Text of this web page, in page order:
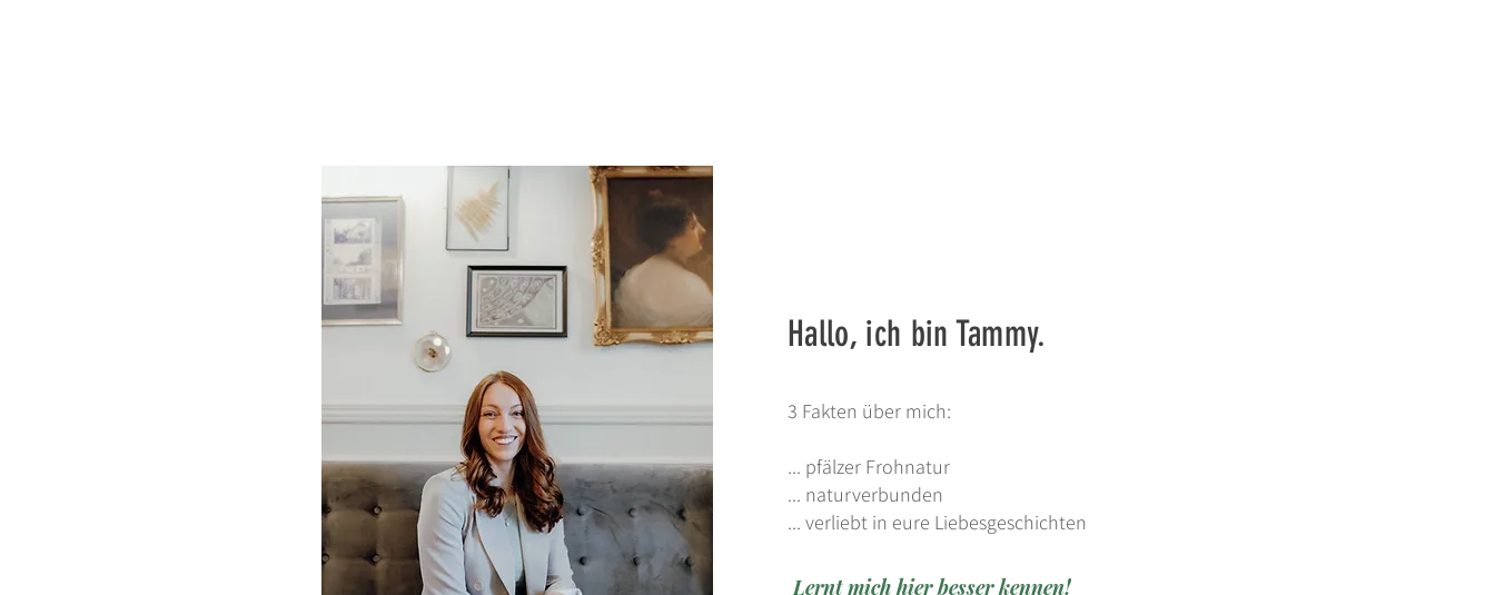
Hallo, ich bin Tammy.
3 Fakten über mich:
... pfälzer Frohnatur
... naturverbunden
... verliebt in eure Liebesgeschichten
Lernt mich hier besser kennen!